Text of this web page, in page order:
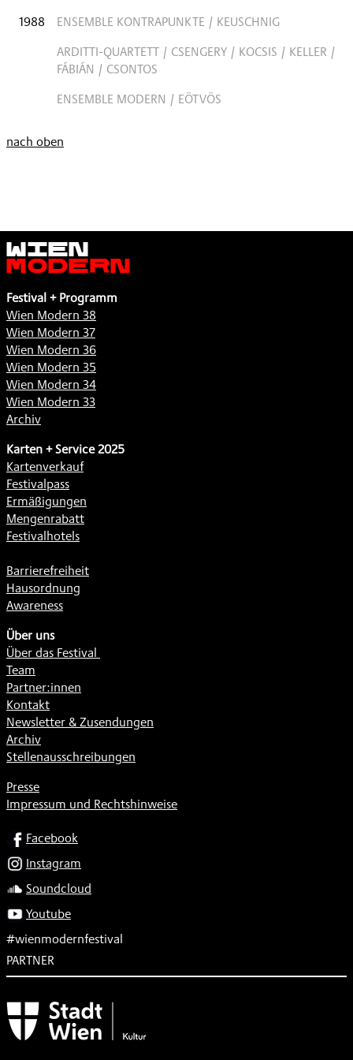
1988
ENSEMBLE KONTRAPUNKTE / KEUSCHNIG
ARDITTI-QUARTETT / CSENGERY / KOCSIS / KELLER /
FÁBIÁN / CSONTOS
ENSEMBLE MODERN / EÖTVÖS
nach oben
Wien
Modern
Festival + Programm
Wien Modern 38
Wien Modern 37
Wien Modern 36
Wien Modern 35
Wien Modern 34
Wien Modern 33
Archiv
Karten + Service 2025
Kartenverkauf
Festivalpass
Ermäßigungen
Mengenrabatt
Festivalhotels
Barrierefreiheit
Hausordnung
Awareness
Über uns
Über das Festival
Team
Partner:innen
Kontakt
Newsletter & Zusendungen
Archiv
Stellenausschreibungen
Presse
Impressum und Rechtshinweise
SOCIALFacebook
Instagram
Soundcloud
Youtube
#wienmodernfestival
PARTNER
Subventionsgeber